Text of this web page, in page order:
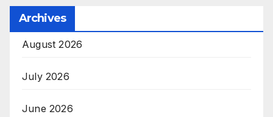
Archives
August 2026
July 2026
June 2026